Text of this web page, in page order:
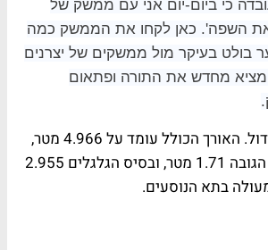
כי ביום-יום אני עם ממשק של
את השפה'. כאן לקחו את הממשק כמה
בולט בעיקר מול ממשקים של יצרנים
מחדש את התורה ופתאום
הרכב גדול, ונראה גדול. האורך הכולל עומד על 4.966 מטר,
הרוחב 1.975 מטר, הגובה 1.71 מטר, ובסיס הגלגלים 2.955
בתא הנוסעים.